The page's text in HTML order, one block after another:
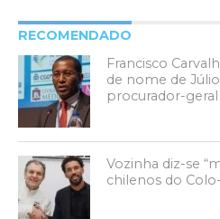
RECOMENDADO
Francisco
de nome de
procurador-
Vozinha diz-se
chilenos do